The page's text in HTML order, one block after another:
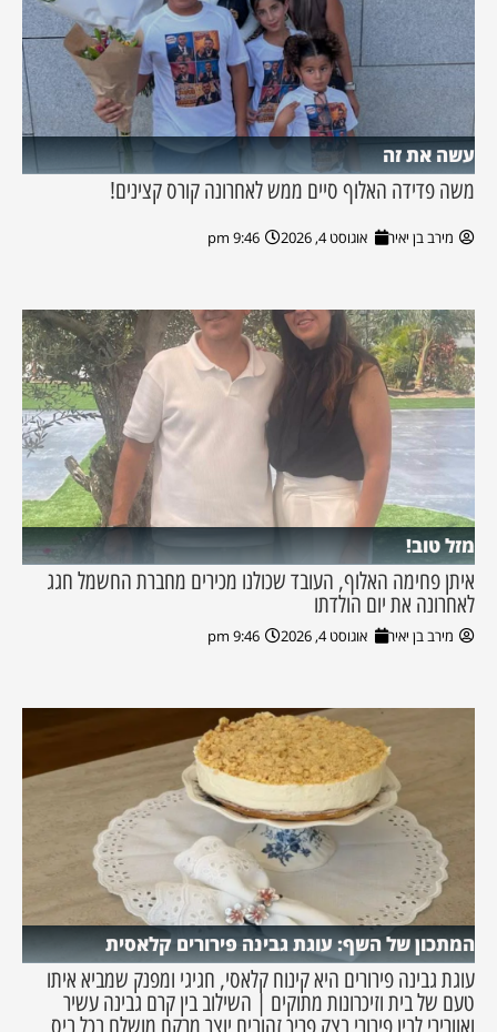
עשה את זה
משה פדידה האלוף סיים ממש לאחרונה קורס קצינים!
מירב בן יאיר אוגוסט 4, 2026 9:46 pm
מזל טוב!
איתן פחימה האלוף, העובד שכולנו מכירים מחברת החשמל חגג
לאחרונה את יום הולדתו
מירב בן יאיר אוגוסט 4, 2026 9:46 pm
המתכון של השף: עוגת גבינה פירורים קלאסית
עוגת גבינה פירורים היא קינוח קלאסי, חגיגי ומפנק שמביא איתו
טעם של בית וזיכרונות מתוקים | השילוב בין קרם גבינה עשיר
ואוורירי לבין פירורי בצק פריך זהובים יוצר מרקם מושלם בכל ביס